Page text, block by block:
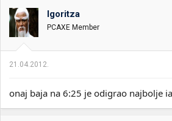
i
k
t
e
m
o
k
e
j
Igoritza
PCAXE Member
21.04.2012.
onaj baja na 6:25 je odigrao najbolje